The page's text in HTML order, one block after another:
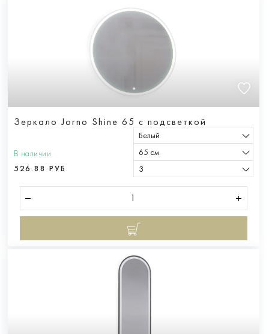
Зеркало Jorno Shine 65 с подсветкой
В наличии
526.88 РУБ
Белый
65 см
3